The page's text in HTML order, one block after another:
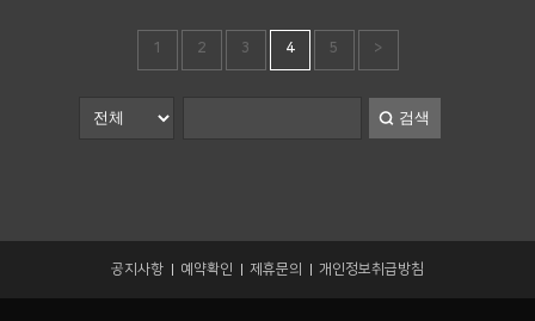
1 2 3 4 5 >
검색
공지사항 예약확인 제휴문의 개인정보취급방침